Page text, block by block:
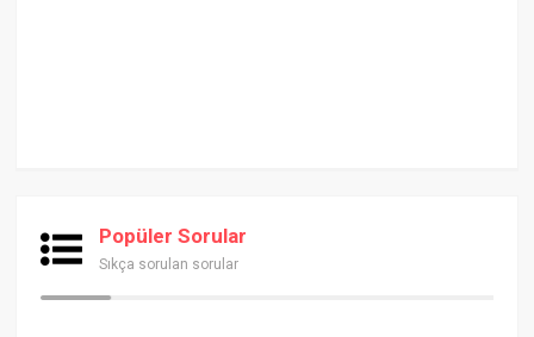
Popüler Sorular
Sıkça sorulan sorular